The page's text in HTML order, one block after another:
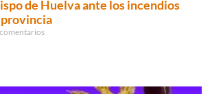
de Huelva ante los incendios
provincia